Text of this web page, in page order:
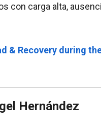
con carga alta,
& Recovery during
Hernández